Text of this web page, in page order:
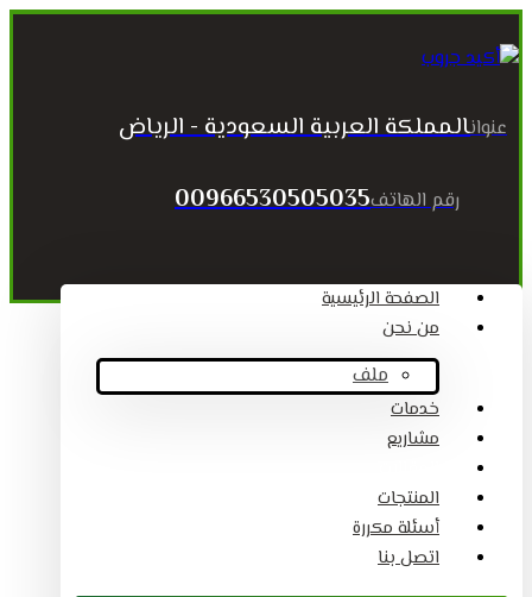
عنوانالمملكة العربية السعودية - الرياض
رقم الهاتف00966530505035
الصفحة الرئيسية
من نحن
ملف
خدمات
مشاريع
المنتجات
أسئلة مكررة
اتصل بنا